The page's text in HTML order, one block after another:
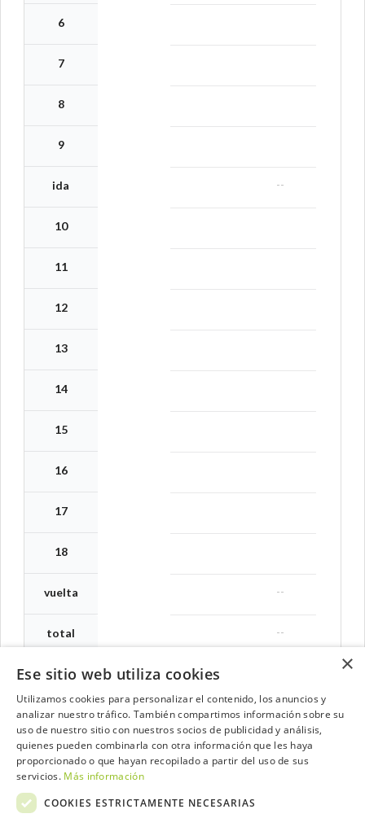
6
7
8
9
ida
10
11
12
13
14
15
16
17
18
vuelta
total
--
--
--
Contacta con el equipo de NextCaddy
Opina Contacta
×
Ese sitio web utiliza cookies
Utilizamos cookies para personalizar el contenido, los anuncios y
analizar nuestro tráfico. También compartimos información sobre su
uso de nuestro sitio con nuestros socios de publicidad y análisis,
quienes pueden combinarla con otra información que les haya
proporcionado o que hayan recopilado a partir del uso de sus
servicios. Más información
COOKIES ESTRICTAMENTE NECESARIAS